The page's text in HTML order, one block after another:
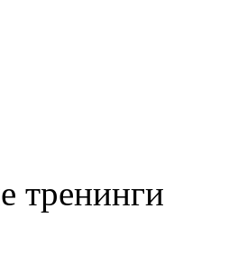
тренинги